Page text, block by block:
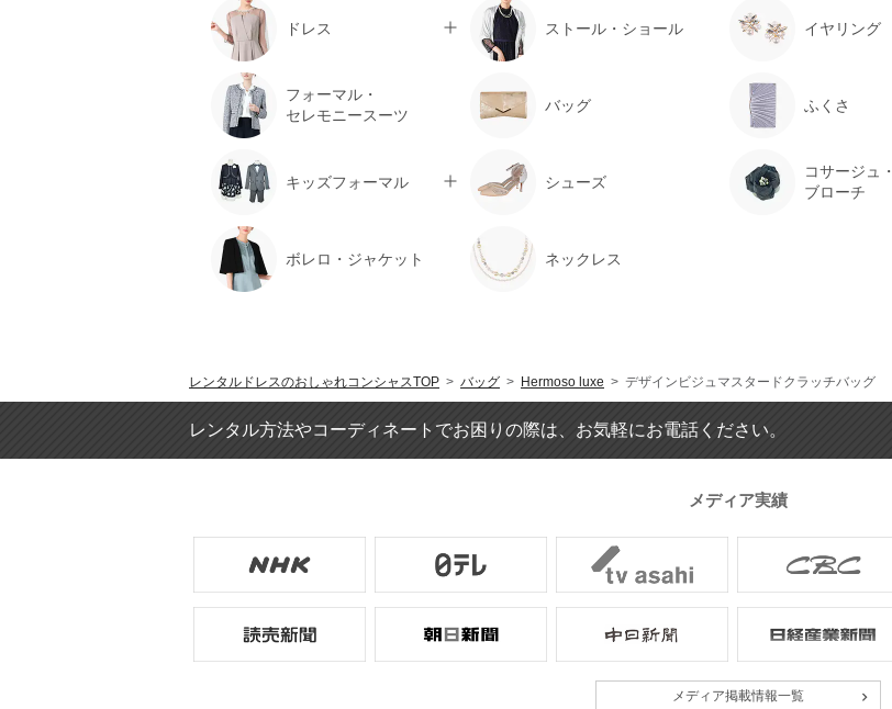
ドレス ストール・ショール イヤリング
フォーマル・
セレモニースーツ
バッグ ふくさ
キッズフォーマル シューズ
コサージュ・
ブローチ
ボレロ・ジャケット ネックレス
レンタルドレスのおしゃれコンシャスTOP > バッグ > Hermoso luxe > デザインビジュマスタードクラッチバッグ
レンタル方法やコーディネートでお困りの際は、お気軽にお電話ください。
メディア実績
メディア掲載情報一覧